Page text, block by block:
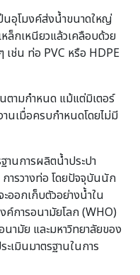
ป็นอุโมงค์ส่งน้ำขนาดใหญ่
ล็กเหนียวแล้วเคลือบด้วย
ช่น ท่อ PVC หรือ HDPE
ตามกำหนด แม้แต่มิเตอร์
านเมื่อครบกำหนดโดยไม่มี
านการผลิตน้ำประปา
ารวางท่อ โดยปัจจุบันนัก
ออกเก็บตัวอย่างน้ำใน
การอนามัยโลก (WHO)
ามัย และมหาวิทยาลัยของ
เมินมาตรฐานในการ